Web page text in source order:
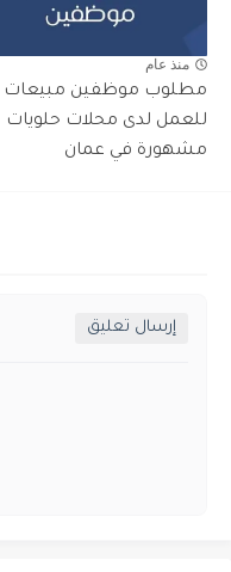
منذ عام
مطلوب موظفين مبيعات
للعمل لدى محلات حلويات
مشهورة في عمان
إرسال تعليق